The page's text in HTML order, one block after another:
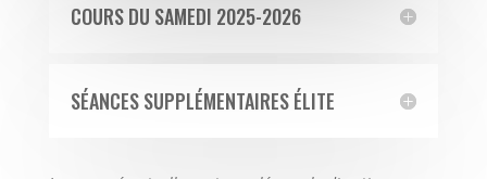
COURS DU SAMEDI 2025-2026
SÉANCES SUPPLÉMENTAIRES ÉLITE